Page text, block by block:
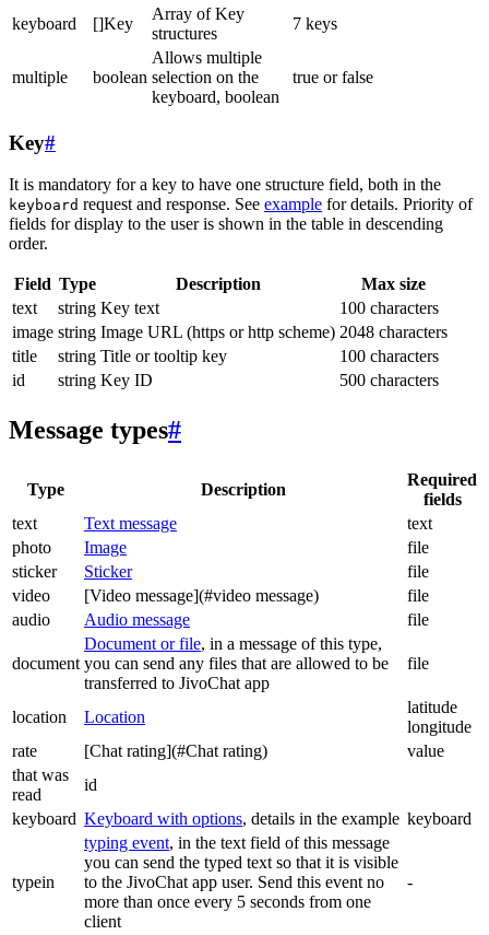
keyboard []Key
Array of Key
structures
7 keys
multiple boolean
Allows multiple
selection on the
keyboard, boolean
true or false
Key#
It is mandatory for a key to have one structure field, both in the
keyboard request and response. See example for details. Priority of
fields for display to the user is shown in the table in descending
order.
Field Type Description
Max size
text
string Key text
100 characters
image string Image URL (https or http scheme) 2048 characters
title
string Title or tooltip key
100 characters
id
string Key ID 500 characters
Message types#
Type Description
Required
fields
text
Text message
text
photo
Image
file
sticker
Sticker
file
video
[Video message](#video message)
file
audio
Audio message file
document
Document or file, in a message of this type,
you can send any files that are allowed to be
transferred to JivoChat app
file
location Location
latitude
longitude
rate
[Chat rating](#Chat rating)
value
that was
read
id
keyboard Keyboard with options, details in the example keyboard
typein
typing event, in the text field of this message
you can send the typed text so that it is visible
to the JivoChat app user. Send this event no
more than once every 5 seconds from one
client
-